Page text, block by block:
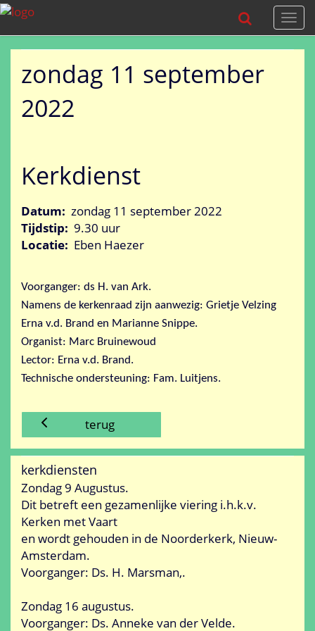
zondag 11 september
2022
Kerkdienst
Datum: zondag 11 september 2022
Tijdstip: 9.30 uur
Locatie: Eben Haezer
Voorganger: ds H. van Ark.
Namens de kerkenraad zijn aanwezig: Grietje Velzing
Erna v.d. Brand en Marianne Snippe.
Organist: Marc Bruinewoud
Lector: Erna v.d. Brand.
Technische ondersteuning: Fam. Luitjens.
terug
kerkdiensten
Zondag 9 Augustus.
Dit betreft een gezamenlijke viering i.h.k.v.
Kerken met Vaart
en wordt gehouden in de Noorderkerk, Nieuw-
Amsterdam.
Voorganger: Ds. H. Marsman,.
Zondag 16 augustus.
Voorganger: Ds. Anneke van der Velde.